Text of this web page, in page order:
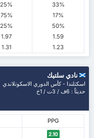
25%
33%
75%
17%
25%
50%
1.97
1.59
1.31 1.23
نادي سلتيك
اسكتلندا - كأس الدوري الاسكوتلاندي
حديثاً : 6ف / 3ت / 1خ
PPG
2.10